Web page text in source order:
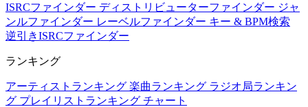
ISRCファインダー ディストリビューターファインダー ジャ
ンルファインダー レーベルファインダー キー & BPM検索
逆引きISRCファインダー
ランキング
アーティストランキング 楽曲ランキング ラジオ局ランキン
グ プレイリストランキング チャート